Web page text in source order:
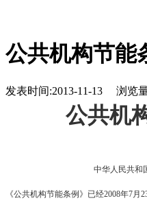
公共机构节能
发表时间:2013-11-13 浏览
公共机
中华人民共和
《公共机构节能条例》已经2008年7